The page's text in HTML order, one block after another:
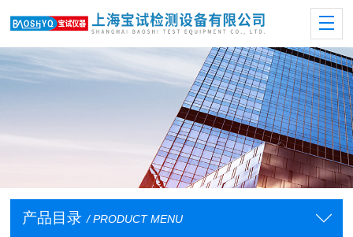
产品目录 / PRODUCT MENU